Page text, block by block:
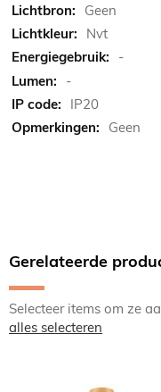
Geen
Nvt
-
-
IP20
Geen
Gerelateerde
Selecteer items om ze
alles selecteren